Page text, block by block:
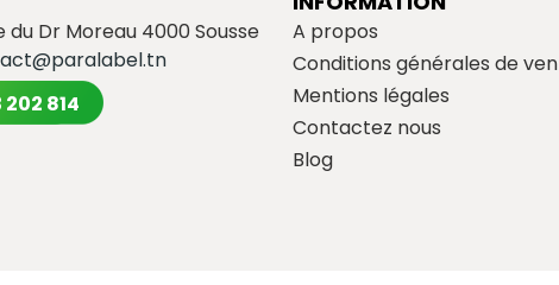
du Dr Moreau 4000 Sousse
202 814
A propos
Conditions générales de
Mentions légales
Contactez nous
Blog